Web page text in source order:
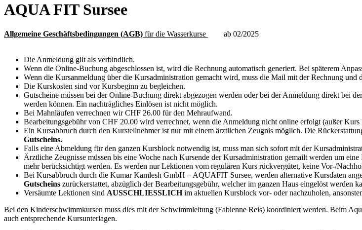
AQUA FIT Sursee
Allgemeine Geschäftsbedingungen (AGB) für die Wasserkurse ab 02/2025
Die Anmeldung gilt als verbindlich.
Wenn die Online-Buchung abgeschlossen ist, wird die Rechnung automatisch generiert. Bei späterem
Wenn die Kursanmeldung über die Kursadministration gemacht wird, muss die Mail mit der Rechnung
Die Kurskosten sind vor Kursbeginn zu begleichen.
Gutscheine müssen bei der Online-Buchung direkt abgezogen werden oder bei der Anmeldung direkt bei
werden können. Ein nachträgliches Einlösen ist nicht möglich.
Bei Mahnläufen verrechnen wir CHF 26.00 für den Mehraufwand.
Bearbeitungsgebühr von CHF 20.00 wird verrechnet, wenn die Anmeldung nicht online erfolgt (außer
Ein Kursabbruch durch den Kursteilnehmer ist nur mit einem ärztlichen Zeugnis möglich. Die
Gutscheins.
Falls eine Abmeldung für den ganzen Kursblock notwendig ist, muss man sich sofort mit der
Ärztliche Zeugnisse müssen bis eine Woche nach Kursende der Kursadministration gemailt werden um
mehr berücksichtigt werden. Es werden nur Lektionen vom regulären Kurs rückvergütet, keine Vor-/
Bei Kursabbruch durch die Kumar Kamlesh GmbH – AQUAFIT Sursee, werden alternative Kursdaten
Gutscheins zurückerstattet, abzüglich der Bearbeitungsgebühr, welcher im ganzen Haus eingelöst werden
Versäumte Lektionen sind AUSSCHLIESSLICHim aktuellen Kursblock vor- oder nachzuholen,
Bei den Kinderschwimmkursen muss dies mit der Schwimmleitung (Fabienne Reis) koordiniert werden. Beim
auch entsprechende Kursunterlagen.